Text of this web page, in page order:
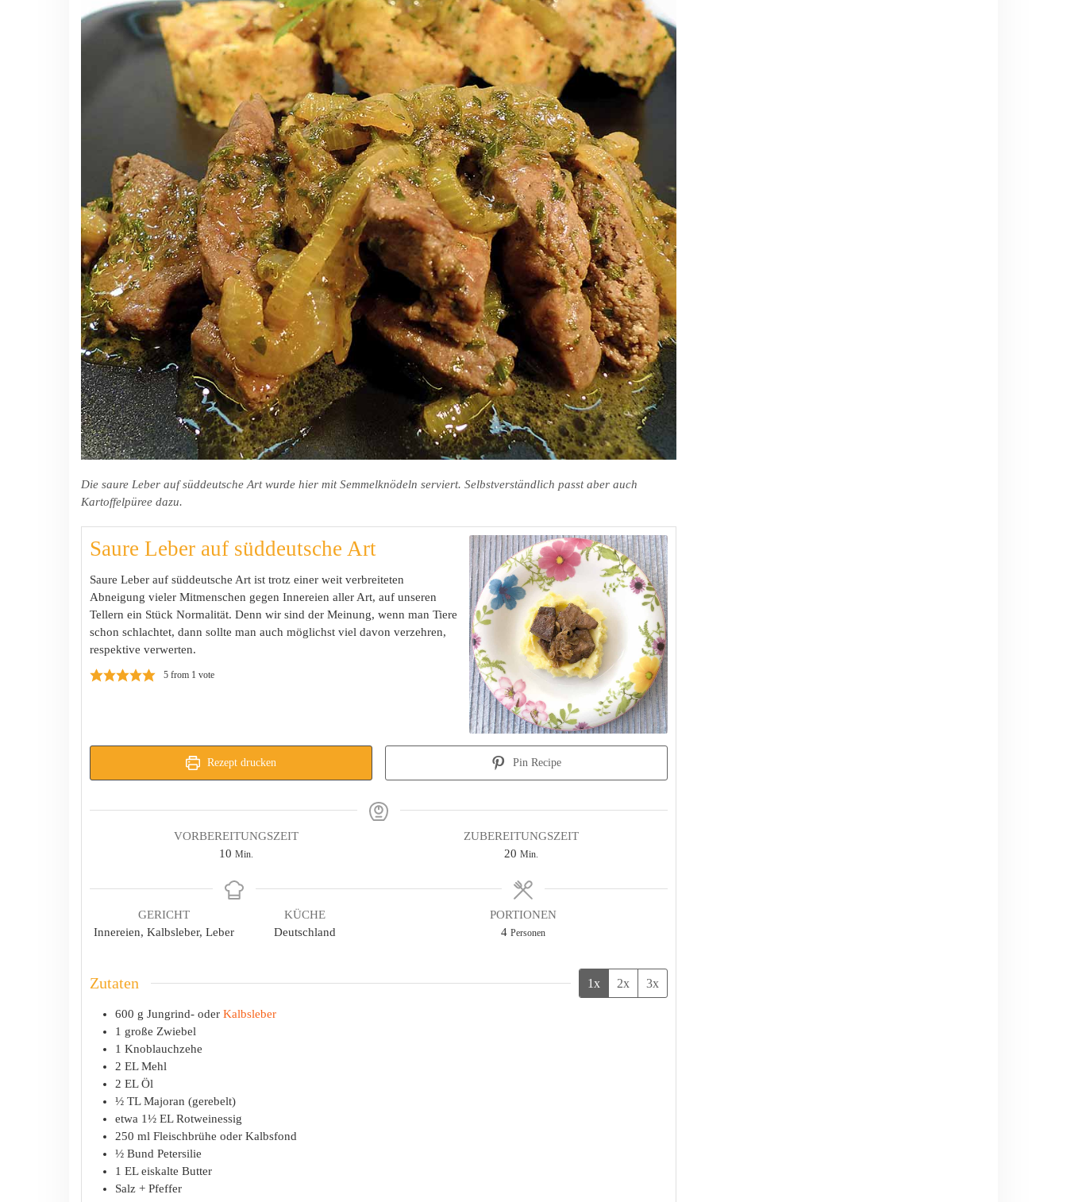
Die saure Leber auf süddeutsche Art wurde hier mit Semmelknödeln serviert. Selbstverständlich passt aber auch
Kartoffelpüree dazu.
Saure Leber auf süddeutsche Art
Saure Leber auf süddeutsche Art ist trotz einer weit verbreiteten
Abneigung vieler Mitmenschen gegen Innereien aller Art, auf unseren
Tellern ein Stück Normalität. Denn wir sind der Meinung, wenn man Tiere
schon schlachtet, dann sollte man auch möglichst viel davon verzehren,
respektive verwerten.
5from 1 vote
Rezept drucken Pin Recipe
VORBEREITUNGSZEIT
10 Minuten
Min.
ZUBEREITUNGSZEIT
20 Minuten
Min.
GERICHT
Innereien, Kalbsleber, Leber
KÜCHE
Deutschland
PORTIONEN
4 Personen
Zutaten 1x 2x 3x
600 g Jungrind- oder Kalbsleber
1 große Zwiebel
1 Knoblauchzehe
2 EL Mehl
2 EL Öl
½ TL Majoran (gerebelt)
etwa 1½ EL Rotweinessig
250 ml Fleischbrühe oder Kalbsfond
½ Bund Petersilie
1 EL eiskalte Butter
Salz + Pfeffer